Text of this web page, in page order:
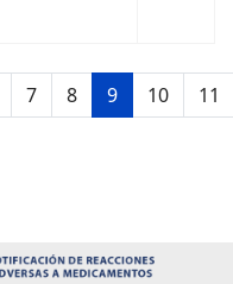
Página 9 de 11
7 8 9 10 11